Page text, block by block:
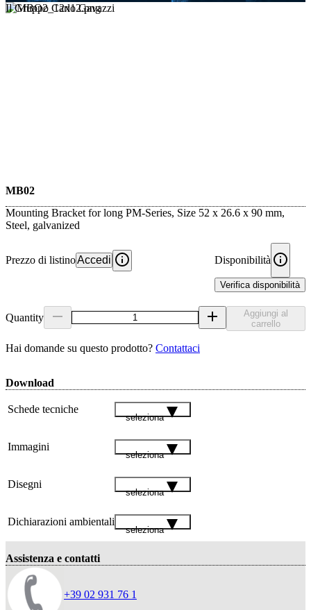
Il Gruppo Carlo Gavazzi
MB02
Mounting Bracket for long PM-Series, Size 52 x 26.6 x 90 mm,
Steel, galvanized
Prezzo di listinoAccedi Disponibilità
Verifica disponibilità
Quantity
Aggiungi al
carrello
Hai domande su questo prodotto? Contattaci
Download
Schede tecniche
seleziona
Immagini
seleziona
Disegni
seleziona
Dichiarazioni ambientali
seleziona
Assistenza e contatti
+39 02 931 76 1